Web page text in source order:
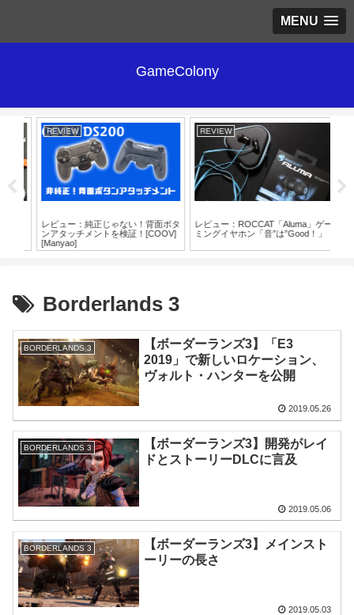
MENU
GameColony
REVIEW
レビュー：純正じゃない！背面ボタ
ンアタッチメントを検証！[COOV]
[Manyao]
REVIEW
レビュー：ROCCAT「Aluma」ゲー
ミングイヤホン「音”は”Good！」
Borderlands 3
BORDERLANDS 3
【ボーダーランズ3】「E3
2019」で新しいロケーション、
ヴォルト・ハンターを公開
2019.05.26
BORDERLANDS 3
【ボーダーランズ3】開発がレイ
ドとストーリーDLCに言及
2019.05.06
BORDERLANDS 3
【ボーダーランズ3】メインスト
ーリーの長さ
2019.05.03